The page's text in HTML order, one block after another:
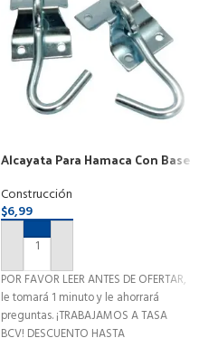
Alcayata Para Hamaca Con Base
Construcción
$6,99
AÑADIR AL CARRITO
POR FAVOR LEER ANTES DE OFERTAR,
le tomará 1 minuto y le ahorrará
preguntas. ¡TRABAJAMOS A TASA